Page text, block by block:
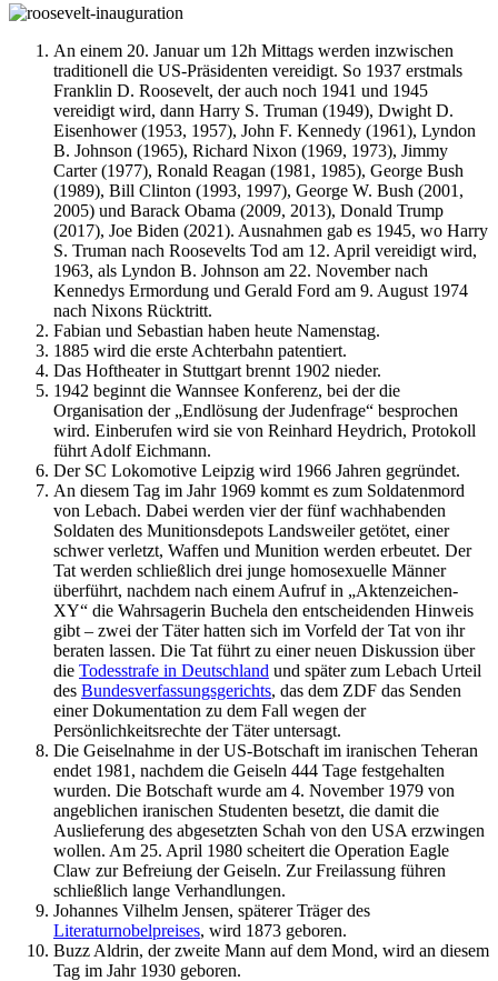
An einem 20. Januar um 12h Mittags werden inzwischen
traditionell die US-Präsidenten vereidigt. So 1937 erstmals
Franklin D. Roosevelt, der auch noch 1941 und 1945
vereidigt wird, dann Harry S. Truman (1949), Dwight D.
Eisenhower (1953, 1957), John F. Kennedy (1961), Lyndon
B. Johnson (1965), Richard Nixon (1969, 1973), Jimmy
Carter (1977), Ronald Reagan (1981, 1985), George Bush
(1989), Bill Clinton (1993, 1997), George W. Bush (2001,
2005) und Barack Obama (2009, 2013), Donald Trump
(2017), Joe Biden (2021). Ausnahmen gab es 1945, wo Harry
S. Truman nach Roosevelts Tod am 12. April vereidigt wird,
1963, als Lyndon B. Johnson am 22. November nach
Kennedys Ermordung und Gerald Ford am 9. August 1974
nach Nixons Rücktritt.
Fabian und Sebastian haben heute Namenstag.
1885 wird die erste Achterbahn patentiert.
Das Hoftheater in Stuttgart brennt 1902 nieder.
1942 beginnt die Wannsee Konferenz, bei der die
Organisation der „Endlösung der Judenfrage“ besprochen
wird. Einberufen wird sie von Reinhard Heydrich, Protokoll
führt Adolf Eichmann.
Der SC Lokomotive Leipzig wird 1966 Jahren gegründet.
An diesem Tag im Jahr 1969 kommt es zum Soldatenmord
von Lebach. Dabei werden vier der fünf wachhabenden
Soldaten des Munitionsdepots Landsweiler getötet, einer
schwer verletzt, Waffen und Munition werden erbeutet. Der
Tat werden schließlich drei junge homosexuelle Männer
überführt, nachdem nach einem Aufruf in „Aktenzeichen-
XY“ die Wahrsagerin Buchela den entscheidenden Hinweis
gibt – zwei der Täter hatten sich im Vorfeld der Tat von ihr
beraten lassen. Die Tat führt zu einer neuen Diskussion über
die Todesstrafe in Deutschland und später zum Lebach Urteil
des Bundesverfassungsgerichts, das dem ZDF das Senden
einer Dokumentation zu dem Fall wegen der
Persönlichkeitsrechte der Täter untersagt.
Die Geiselnahme in der US-Botschaft im iranischen Teheran
endet 1981, nachdem die Geiseln 444 Tage festgehalten
wurden. Die Botschaft wurde am 4. November 1979 von
angeblichen iranischen Studenten besetzt, die damit die
Auslieferung des abgesetzten Schah von den USA erzwingen
wollen. Am 25. April 1980 scheitert die Operation Eagle
Claw zur Befreiung der Geiseln. Zur Freilassung führen
schließlich lange Verhandlungen.
Johannes Vilhelm Jensen, späterer Träger des
Literaturnobelpreises, wird 1873 geboren.
Buzz Aldrin, der zweite Mann auf dem Mond, wird an diesem
Tag im Jahr 1930 geboren.